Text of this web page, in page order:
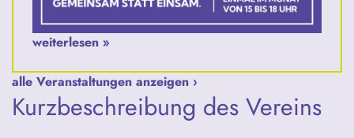
weiterlesen »
alle Veranstaltungen anzeigen ›
Kurzbeschreibung des Vereins